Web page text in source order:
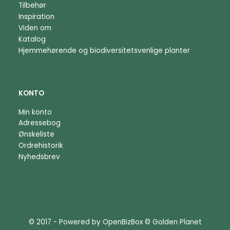
Tilbehør
Inspiration
Viden om
Katalog
Hjemmehørende og biodiversitetsvenlige planter
KONTO
Min konto
Adressebog
Ønskeliste
Ordrehistorik
Nyhedsbrev
© 2017 - Powered by OpenBizBox© Golden Planet